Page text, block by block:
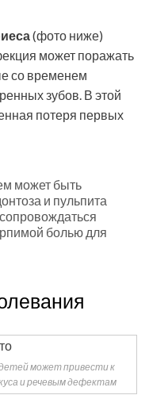
(фото ниже)
может поражать
со временем
зубов. В этой
потеря первых
может быть
и пульпита
болью для
может привести к
и речевым дефектам